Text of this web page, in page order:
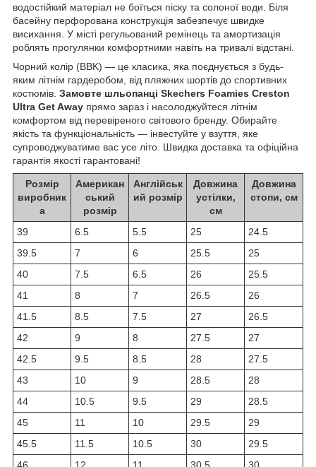
водостійкий матеріал не боїться піску та солоної води. Біля
басейну перфорована конструкція забезпечує швидке
висихання. У місті регульований ремінець та амортизація
роблять прогулянки комфортними навіть на тривалі відстані.
Чорний колір (BBK) — це класика, яка поєднується з будь-
яким літнім гардеробом, від пляжних шортів до спортивних
костюмів. Замовте шльопанці Skechers Foamies Creston
Ultra Get Away прямо зараз і насолоджуйтеся літнім
комфортом від перевіреного світового бренду. Обирайте
якість та функціональність — інвестуйте у взуття, яке
супроводжуватиме вас усе літо. Швидка доставка та офіційна
гарантія якості гарантовані!
Розмір
виробник
а
Американ
ський
розмір
Англійськ
ий розмір
Довжина
устілки,
см
Довжина
стопи, см
39 6.5 5.5 25
24.5
39.5
7 6 25.5
25
40
7.5 6.5 26
25.5
41
8 7 26.5
26
41.5
8.5 7.5 27
26.5
42
9 8 27.5
27
42.5
9.5 8.5 28
27.5
43
10 9 28.5
28
44
10.5 9.5 29
28.5
45
11 10 29.5
29
45.5
11.5 10.5 30
29.5